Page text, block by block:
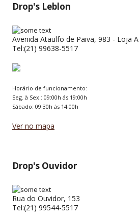
Drop's Leblon
Avenida Ataulfo de Paiva, 983 - Loja A
Tel:(21) 99638-5517
Horário de funcionamento:
Seg. à Sex.: 09:00h ás 19:00h
Sábado: 09:30h ás 14:00h
Ver no mapa
Drop's Ouvidor
Rua do Ouvidor, 153
Tel:(21) 99544-5517